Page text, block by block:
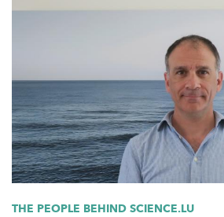
THE PEOPLE BEHIND SCIENCE.LU